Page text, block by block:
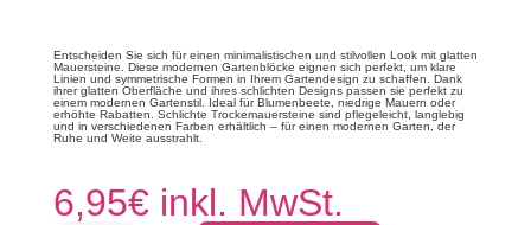
Entscheiden Sie sich für einen minimalistischen und stilvollen Look mit glatten
Mauersteine. Diese modernen Gartenblöcke eignen sich perfekt, um klare
Linien und symmetrische Formen in Ihrem Gartendesign zu schaffen. Dank
ihrer glatten Oberfläche und ihres schlichten Designs passen sie perfekt zu
einem modernen Gartenstil. Ideal für Blumenbeete, niedrige Mauern oder
erhöhte Rabatten. Schlichte Trockemauersteine ​​sind pflegeleicht, langlebig
und in verschiedenen Farben erhältlich – für einen modernen Garten, der
Ruhe und Weite ausstrahlt.
6,95€ inkl. MwSt.